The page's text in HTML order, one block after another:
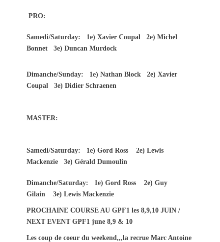
PRO:
Samedi/Saturday: 1e) Xavier Coupal 2e) Michel
Bonnet 3e) Duncan Murdock
Dimanche/Sunday: 1e) Nathan Block 2e) Xavier
Coupal 3e) Didier Schraenen
MASTER:
Samedi/Saturday: 1e) Gord Ross 2e) Lewis
Mackenzie 3e) Gérald Dumoulin
Dimanche/Saturday: 1e) Gord Ross 2e) Guy
Gilain 3e) Lewis Mackenzie
PROCHAINE COURSE AU GPF1 les 8,9,10 JUIN /
NEXT EVENT GPF1 june 8,9 & 10
Les coup de coeur du weekend,,,la recrue Marc Antoine